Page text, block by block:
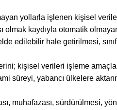
yollarla işlenen kişisel
olmak kaydıyla otomatik
edilebilir hale getirilmesi,
kişisel verileri işleme
süreyi, yabancı ülkelere
muhafazası, sürdürülmesi,